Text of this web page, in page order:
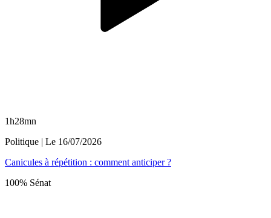
1h28mn
Politique | Le 16/07/2026
Canicules à répétition : comment anticiper ?
100% Sénat